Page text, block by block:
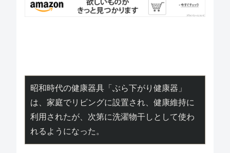
昭和時代の健康器具「ぶら下がり健康器」
は、家庭でリビングに設置され、健康維持に
利用されたが、次第に洗濯物干しとして使わ
れるようになった。